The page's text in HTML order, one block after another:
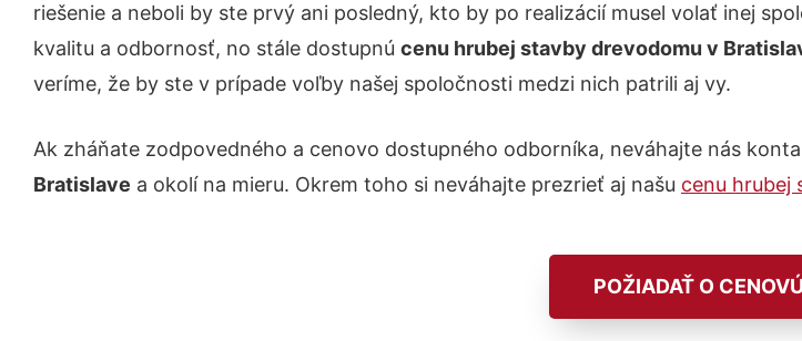
riešenie a neboli by ste prvý ani posledný, kto by po realizácií musel volať inej
kvalitu a odbornosť, no stále dostupnú cenu hrubej stavby drevodomu v
veríme, že by ste v prípade voľby našej spoločnosti medzi nich patrili aj vy.
Ak zháňate zodpovedného a cenovo dostupného odborníka, neváhajte nás
Bratislave a okolí na mieru. Okrem toho si neváhajte prezrieť aj našu cenu hrubej
POŽIADAŤ O